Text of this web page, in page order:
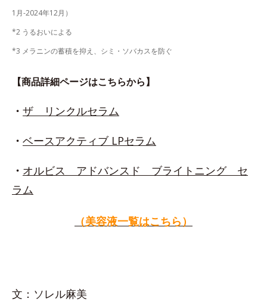
1月-2024年12月）
*2 うるおいによる
*3 メラニンの蓄積を抑え、シミ・ソバカスを防ぐ
【商品詳細ページはこちらから】
・ ザ リンクルセラム
・ ベースアクティブ LPセラム
・ オルビス アドバンスド ブライトニング セ
ラム
（美容液一覧はこちら）
文：ソレル麻美